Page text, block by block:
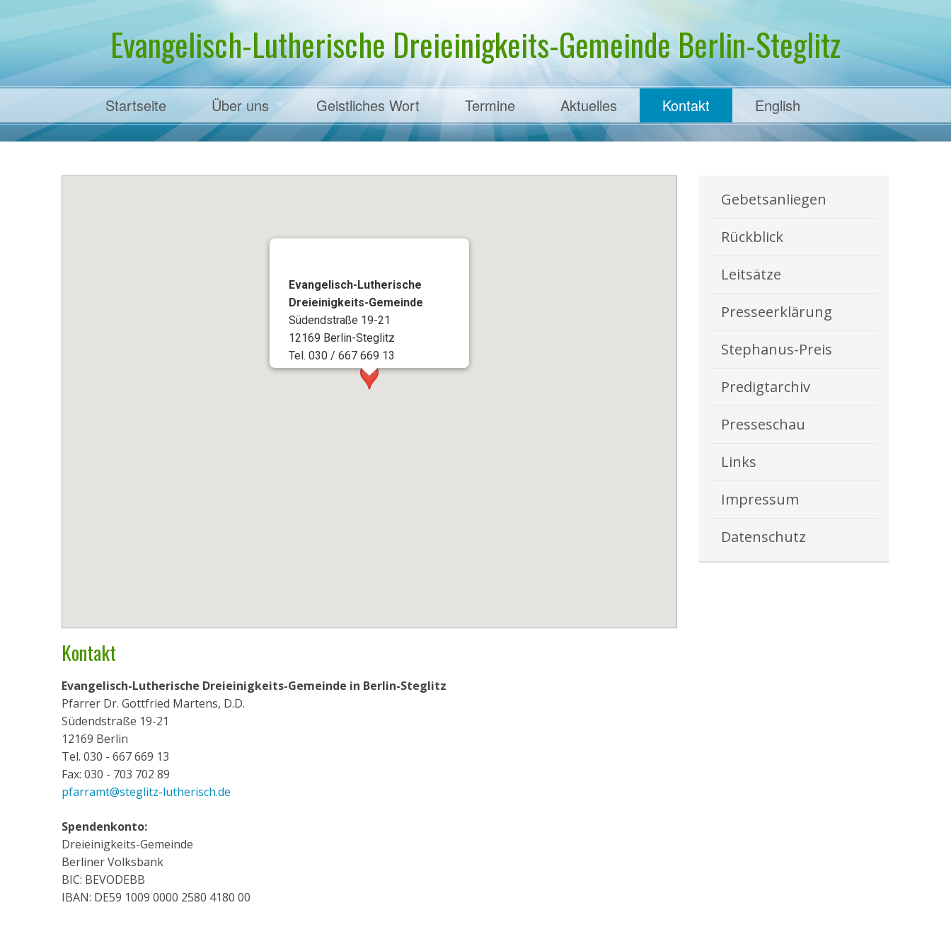
Evangelisch-Lutherische Dreieinigkeits-Gemeinde Berlin-Steglitz
Startseite
Über uns
Pfarrer Dr. Martens
Geistliches Wort Termine Aktuelles Kontakt English
Evangelisch-Lutherische
Dreieinigkeits-Gemeinde
Südendstraße 19-21
12169 Berlin-Steglitz
Tel. 030 / 667 669 13
Kontakt
Evangelisch-Lutherische Dreieinigkeits-Gemeinde in Berlin-Steglitz
Pfarrer Dr. Gottfried Martens, D.D.
Südendstraße 19-21
12169 Berlin
Tel. 030 - 667 669 13
Fax: 030 - 703 702 89
pfarramt@steglitz-lutherisch.de
Spendenkonto:
Dreieinigkeits-Gemeinde
Berliner Volksbank
BIC: BEVODEBB
IBAN: DE59 1009 0000 2580 4180 00
Gebetsanliegen
Rückblick
Leitsätze
Presseerklärung
Stephanus-Preis
Predigtarchiv
Presseschau
Links
Impressum
Datenschutz